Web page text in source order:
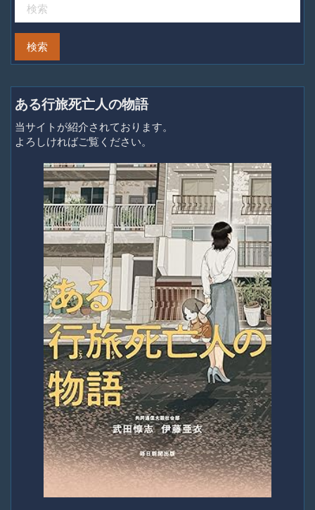
ある行旅死亡人の物語
当サイトが紹介されております。
よろしければご覧ください。